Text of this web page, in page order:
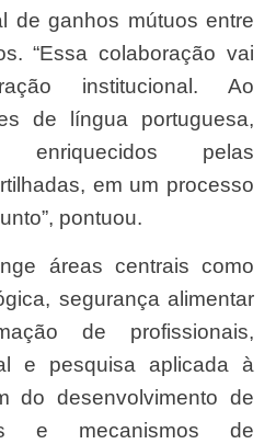
de ganhos mútuos entre
“Essa colaboração vai
institucional. Ao
de língua portuguesa,
enriquecidos pelas
em um processo
pontuou.
segurança alimentar
de profissionais,
e pesquisa aplicada à
do desenvolvimento de
e mecanismos de